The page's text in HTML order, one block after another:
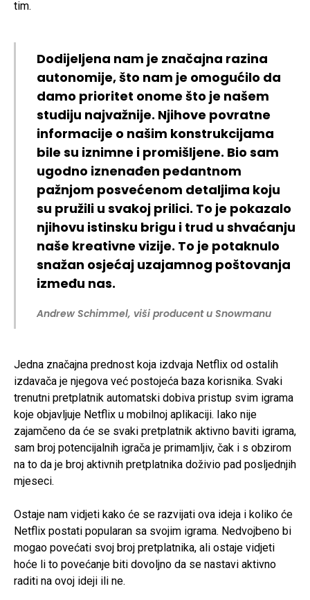
tim.
Dodijeljena nam je značajna razina
autonomije, što nam je omogućilo da
damo prioritet onome što je našem
studiju najvažnije. Njihove povratne
informacije o našim konstrukcijama
bile su iznimne i promišljene. Bio sam
ugodno iznenađen pedantnom
pažnjom posvećenom detaljima koju
su pružili u svakoj prilici. To je pokazalo
njihovu istinsku brigu i trud u shvaćanju
naše kreativne vizije. To je potaknulo
snažan osjećaj uzajamnog poštovanja
između nas.
Andrew Schimmel, viši producent u Snowmanu
Jedna značajna prednost koja izdvaja Netflix od ostalih
izdavača je njegova već postojeća baza korisnika. Svaki
trenutni pretplatnik automatski dobiva pristup svim igrama
koje objavljuje Netflix u mobilnoj aplikaciji. Iako nije
zajamčeno da će se svaki pretplatnik aktivno baviti igrama,
sam broj potencijalnih igrača je primamljiv, čak i s obzirom
na to da je broj aktivnih pretplatnika doživio pad posljednjih
mjeseci.
Ostaje nam vidjeti kako će se razvijati ova ideja i koliko će
Netflix postati popularan sa svojim igrama. Nedvojbeno bi
mogao povećati svoj broj pretplatnika, ali ostaje vidjeti
hoće li to povećanje biti dovoljno da se nastavi aktivno
raditi na ovoj ideji ili ne.